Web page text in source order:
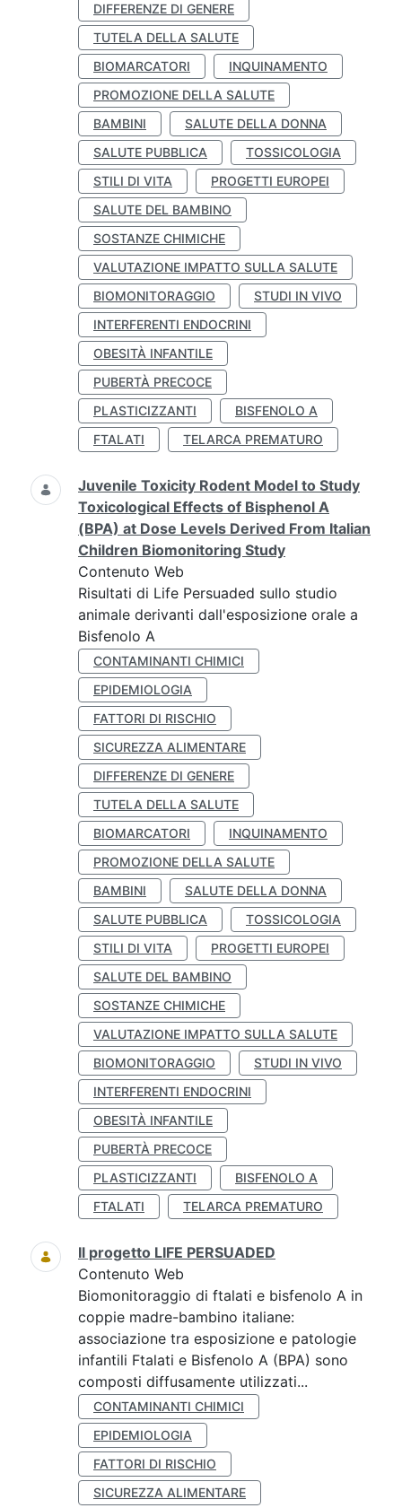
DIFFERENZE DI GENERE
TUTELA DELLA SALUTE
BIOMARCATORI
INQUINAMENTO
PROMOZIONE DELLA SALUTE
BAMBINI
SALUTE DELLA DONNA
SALUTE PUBBLICA
TOSSICOLOGIA
STILI DI VITA
PROGETTI EUROPEI
SALUTE DEL BAMBINO
SOSTANZE CHIMICHE
VALUTAZIONE IMPATTO SULLA SALUTE
BIOMONITORAGGIO
STUDI IN VIVO
INTERFERENTI ENDOCRINI
OBESITÀ INFANTILE
PUBERTÀ PRECOCE
PLASTICIZZANTI
BISFENOLO A
FTALATI
TELARCA PREMATURO
Juvenile Toxicity Rodent Model to Study
Toxicological Effects of Bisphenol A
(BPA) at Dose Levels Derived From Italian
Children Biomonitoring Study
Contenuto Web
Risultati di Life Persuaded sullo studio
animale derivanti dall'esposizione orale a
Bisfenolo A
CONTAMINANTI CHIMICI
EPIDEMIOLOGIA
FATTORI DI RISCHIO
SICUREZZA ALIMENTARE
DIFFERENZE DI GENERE
TUTELA DELLA SALUTE
BIOMARCATORI
INQUINAMENTO
PROMOZIONE DELLA SALUTE
BAMBINI
SALUTE DELLA DONNA
SALUTE PUBBLICA
TOSSICOLOGIA
STILI DI VITA
PROGETTI EUROPEI
SALUTE DEL BAMBINO
SOSTANZE CHIMICHE
VALUTAZIONE IMPATTO SULLA SALUTE
BIOMONITORAGGIO
STUDI IN VIVO
INTERFERENTI ENDOCRINI
OBESITÀ INFANTILE
PUBERTÀ PRECOCE
PLASTICIZZANTI
BISFENOLO A
FTALATI
TELARCA PREMATURO
Il progetto LIFE PERSUADED
Contenuto Web
Biomonitoraggio di ftalati e bisfenolo A in
coppie madre-bambino italiane:
associazione tra esposizione e patologie
infantili Ftalati e Bisfenolo A (BPA) sono
composti diffusamente utilizzati...
CONTAMINANTI CHIMICI
EPIDEMIOLOGIA
FATTORI DI RISCHIO
SICUREZZA ALIMENTARE